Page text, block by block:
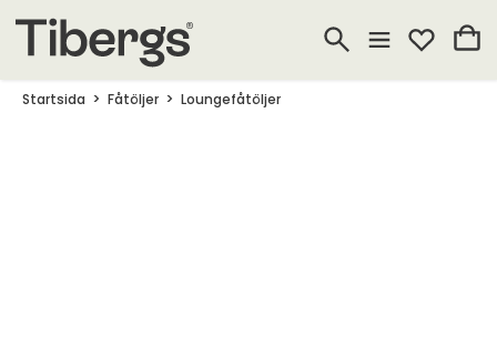
Startsida Fåtöljer Loungefåtöljer